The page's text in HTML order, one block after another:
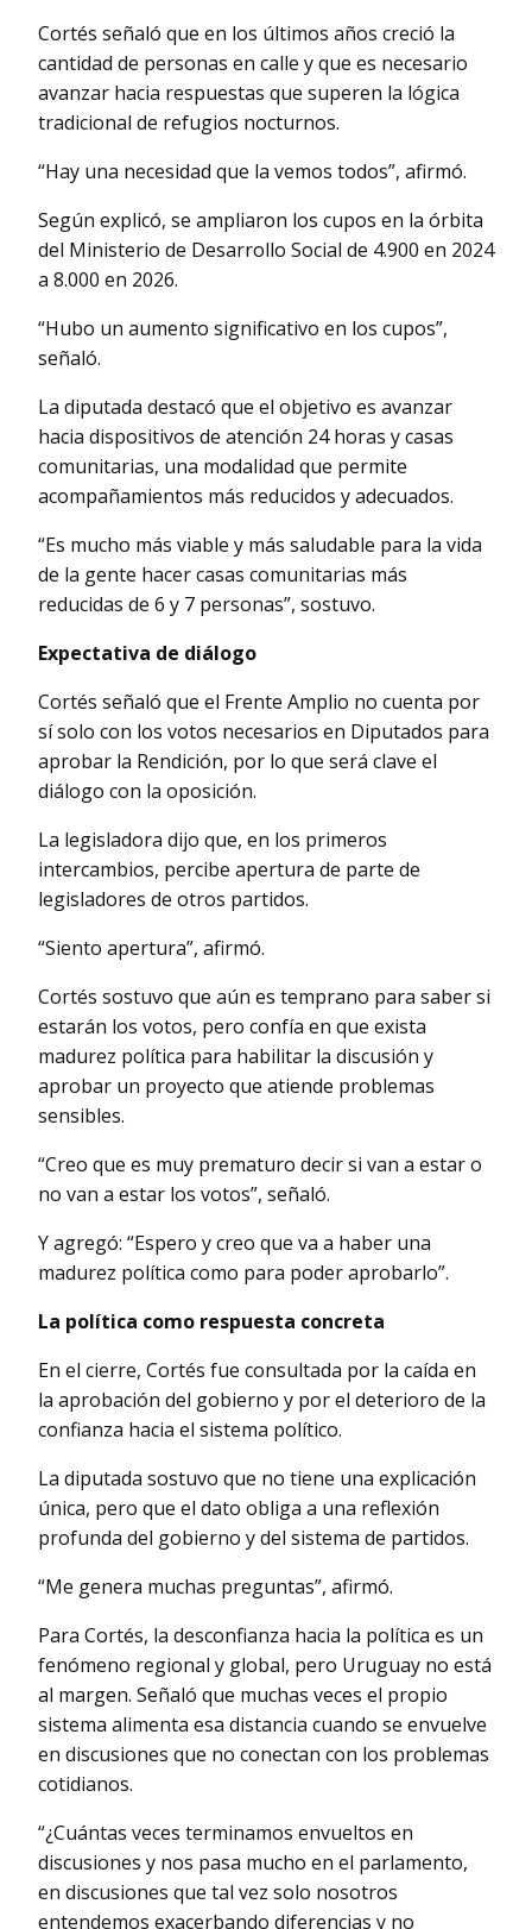
Cortés señaló que en los últimos años creció la
cantidad de personas en calle y que es necesario
avanzar hacia respuestas que superen la lógica
tradicional de refugios nocturnos.
“Hay una necesidad que la vemos todos”, afirmó.
Según explicó, se ampliaron los cupos en la órbita
del Ministerio de Desarrollo Social de 4.900 en 2024
a 8.000 en 2026.
“Hubo un aumento significativo en los cupos”,
señaló.
La diputada destacó que el objetivo es avanzar
hacia dispositivos de atención 24 horas y casas
comunitarias, una modalidad que permite
acompañamientos más reducidos y adecuados.
“Es mucho más viable y más saludable para la vida
de la gente hacer casas comunitarias más
reducidas de 6 y 7 personas”, sostuvo.
Expectativa de diálogo
Cortés señaló que el Frente Amplio no cuenta por
sí solo con los votos necesarios en Diputados para
aprobar la Rendición, por lo que será clave el
diálogo con la oposición.
La legisladora dijo que, en los primeros
intercambios, percibe apertura de parte de
legisladores de otros partidos.
“Siento apertura”, afirmó.
Cortés sostuvo que aún es temprano para saber si
estarán los votos, pero confía en que exista
madurez política para habilitar la discusión y
aprobar un proyecto que atiende problemas
sensibles.
“Creo que es muy prematuro decir si van a estar o
no van a estar los votos”, señaló.
Y agregó: “Espero y creo que va a haber una
madurez política como para poder aprobarlo”.
La política como respuesta concreta
En el cierre, Cortés fue consultada por la caída en
la aprobación del gobierno y por el deterioro de la
confianza hacia el sistema político.
La diputada sostuvo que no tiene una explicación
única, pero que el dato obliga a una reflexión
profunda del gobierno y del sistema de partidos.
“Me genera muchas preguntas”, afirmó.
Para Cortés, la desconfianza hacia la política es un
fenómeno regional y global, pero Uruguay no está
al margen. Señaló que muchas veces el propio
sistema alimenta esa distancia cuando se envuelve
en discusiones que no conectan con los problemas
cotidianos.
“¿Cuántas veces terminamos envueltos en
discusiones y nos pasa mucho en el parlamento,
en discusiones que tal vez solo nosotros
entendemos exacerbando diferencias y no